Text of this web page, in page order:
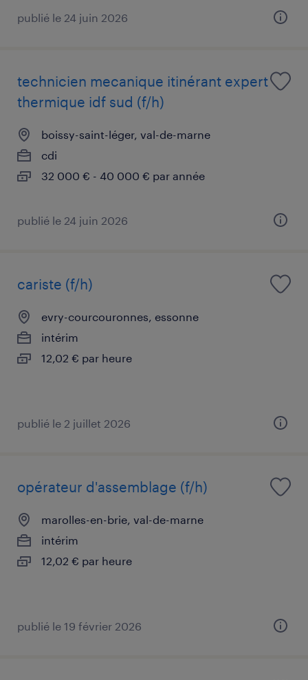
publié le 24 juin 2026
technicien mecanique itinérant expert
thermique idf sud (f/h)
boissy-saint-léger, val-de-marne
cdi
32 000 € - 40 000 € par année
publié le 24 juin 2026
cariste (f/h)
evry-courcouronnes, essonne
intérim
12,02 € par heure
publié le 2 juillet 2026
opérateur d'assemblage (f/h)
marolles-en-brie, val-de-marne
intérim
12,02 € par heure
publié le 19 février 2026